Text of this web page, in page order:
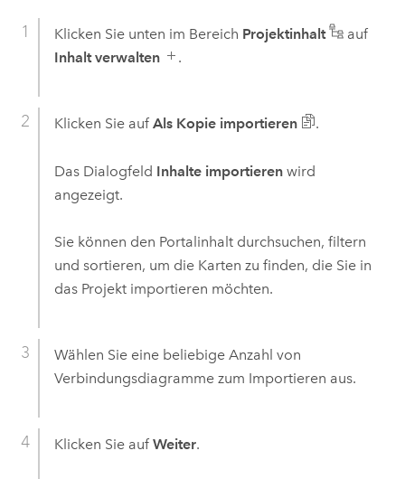
Klicken Sie unten im Bereich Projektinhalt
auf
Inhalt verwalten
.
Klicken Sie auf Als Kopie importieren .
Das Dialogfeld Inhalte importierenwird
angezeigt.
Sie können den Portalinhalt durchsuchen, filtern
und sortieren, um die Karten zu finden, die Sie in
das Projekt importieren möchten.
Wählen Sie eine beliebige Anzahl von
Verbindungsdiagramme zum Importieren aus.
Klicken Sie auf Weiter.